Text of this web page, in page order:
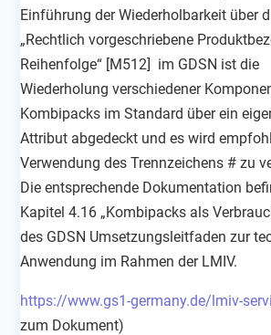
Einführung der Wiederholbarkeit über
„Rechtlich vorgeschriebene
Reihenfolge“ [M512] im GDSN ist die
Wiederholung verschiedener
Kombipacks im Standard über ein
Attribut abgedeckt und es wird
Verwendung des Trennzeichens # zu
Die entsprechende Dokumentation
Kapitel 4.16 „Kombipacks als
des GDSN Umsetzungsleitfaden zur
Anwendung im Rahmen der LMIV.
https://www.gs1-germany.de/lmiv-
zum Dokument)